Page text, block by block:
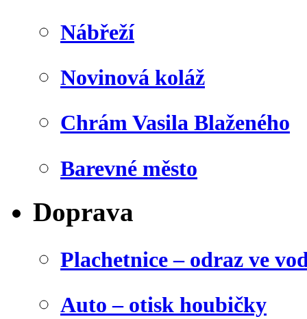
Nábřeží
Novinová koláž
Chrám Vasila Blaženého
Barevné město
Doprava
Plachetnice – odraz ve
Auto – otisk houbičky